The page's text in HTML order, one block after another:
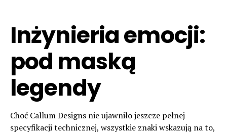
Inżynieria emocji:
pod maską
legendy
Choć Callum Designs nie ujawniło jeszcze pełnej
specyfikacji technicznej, wszystkie znaki wskazują na to,